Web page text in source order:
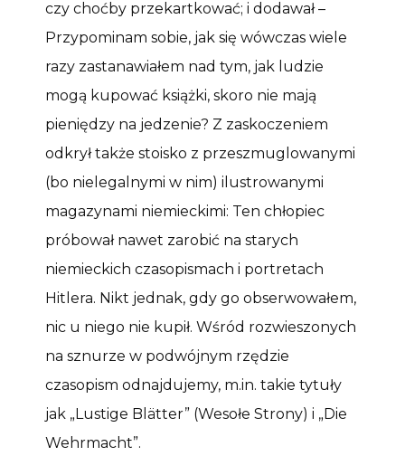
czy choćby przekartkować; i dodawał –
Przypominam sobie, jak się wówczas wiele
razy zastanawiałem nad tym, jak ludzie
mogą kupować książki, skoro nie mają
pieniędzy na jedzenie? Z zaskoczeniem
odkrył także stoisko z przeszmuglowanymi
(bo nielegalnymi w nim) ilustrowanymi
magazynami niemieckimi: Ten chłopiec
próbował nawet zarobić na starych
niemieckich czasopismach i portretach
Hitlera. Nikt jednak, gdy go obserwowałem,
nic u niego nie kupił. Wśród rozwieszonych
na sznurze w podwójnym rzędzie
czasopism odnajdujemy, m.in. takie tytuły
jak „Lustige Blätter” (Wesołe Strony) i „Die
Wehrmacht”.